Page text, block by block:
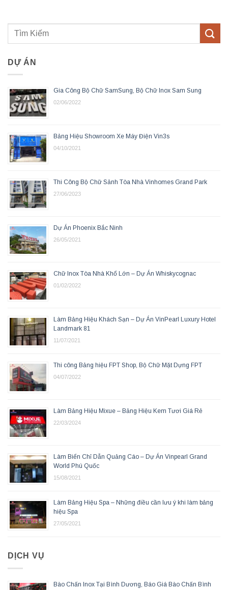
DỰ ÁN
Gia Công Bộ Chữ SamSung, Bộ Chữ Inox Sam Sung
02/06/2022
Bảng Hiệu Showroom Xe Máy Điện Vin3s
04/10/2021
Thi Công Bộ Chữ Sảnh Tòa Nhà Vinhomes Grand Park
27/06/2023
Dự Án Phoenix Bắc Ninh
26/05/2021
Chữ Inox Tòa Nhà Khổ Lớn – Dự Án Whiskycognac
01/02/2022
Làm Bảng Hiệu Khách Sạn – Dự Án VinPearl Luxury Hotel
Landmark 81
11/07/2021
Thi công Bảng hiệu FPT Shop, Bộ Chữ Mặt Dựng FPT
04/07/2022
Làm Bảng Hiệu Mixue – Bảng Hiệu Kem Tươi Giá Rẻ
22/03/2024
Làm Biển Chỉ Dẫn Quảng Cáo – Dự Án Vinpearl Grand
World Phú Quốc
15/08/2021
Làm Bảng Hiệu Spa – Những điều cần lưu ý khi làm bảng
hiệu Spa
27/05/2021
DỊCH VỤ
Bào Chấn Inox Tại Bình Dương, Báo Giá Bào Chấn Bình